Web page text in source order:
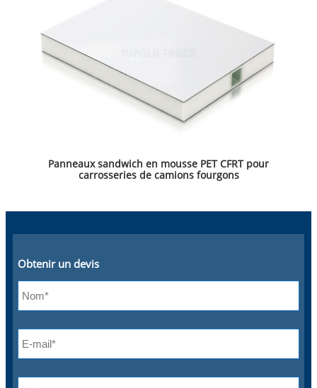
Panneaux sandwich en mousse PET CFRT pour
carrosseries de camions fourgons
Obtenir un devis